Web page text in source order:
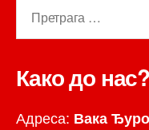
Како до нас?
Адреса: Вака